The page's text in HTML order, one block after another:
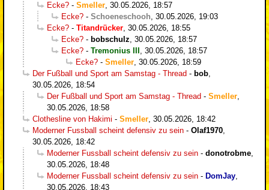
Ecke? - Smeller, 30.05.2026, 18:57
Ecke? - Schoeneschooh, 30.05.2026, 19:03
Ecke? - Titandrücker, 30.05.2026, 18:55
Ecke? - bobschulz, 30.05.2026, 18:57
Ecke? - Tremonius III , 30.05.2026, 18:57
Ecke? - Smeller, 30.05.2026, 18:59
Der Fußball und Sport am Samstag - Thread - bob,
30.05.2026, 18:54
Der Fußball und Sport am Samstag - Thread - Smeller,
30.05.2026, 18:58
Clothesline von Hakimi - Smeller, 30.05.2026, 18:42
Moderner Fussball scheint defensiv zu sein - Olaf1970,
30.05.2026, 18:42
Moderner Fussball scheint defensiv zu sein - donotrobme,
30.05.2026, 18:48
Moderner Fussball scheint defensiv zu sein - DomJay,
30.05.2026, 18:43